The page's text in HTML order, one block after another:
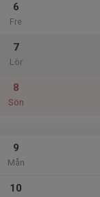
6
Fre
7
Lör
8
Sön
9
Mån
10